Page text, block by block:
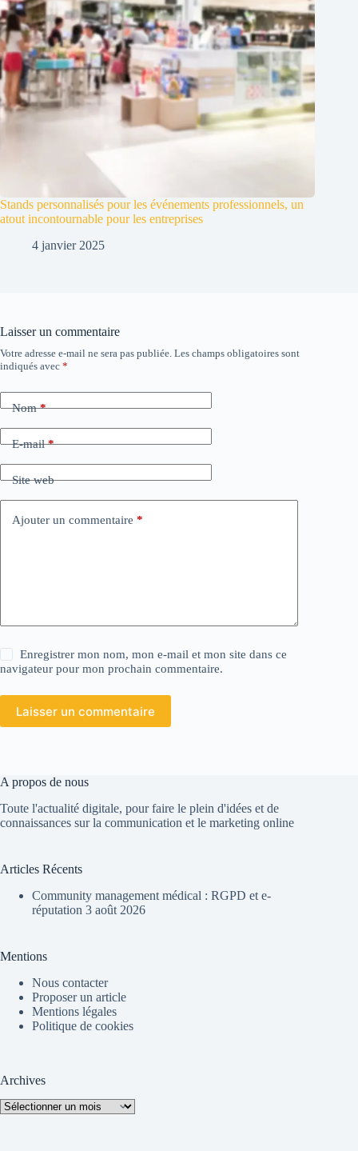
Stands personnalisés pour les événements professionnels, un
atout incontournable pour les entreprises
4 janvier 2025
Laisser un commentaire
Votre adresse e-mail ne sera pas publiée. Les champs obligatoires sont
indiqués avec *
Nom*
E-mail*
Site web
Ajouter un commentaire *
Enregistrer mon nom, mon e-mail et mon site dans ce
navigateur pour mon prochain commentaire.
Laisser un commentaire
A propos de nous
Toute l'actualité digitale, pour faire le plein d'idées et de
connaissances sur la communication et le marketing online
Articles Récents
Community management médical : RGPD et e-
réputation 3 août 2026
Mentions
Nous contacter
Proposer un article
Mentions légales
Politique de cookies
Archives
Archives